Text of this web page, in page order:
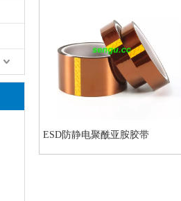
ESD防静电聚酰亚胺胶带